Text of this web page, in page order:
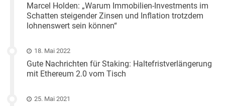
Marcel Holden: „Warum Immobilien-Investments im
Schatten steigender Zinsen und Inflation trotzdem
lohnenswert sein können“
18. Mai 2022
Gute Nachrichten für Staking: Haltefristverlängerung
mit Ethereum 2.0 vom Tisch
25. Mai 2021